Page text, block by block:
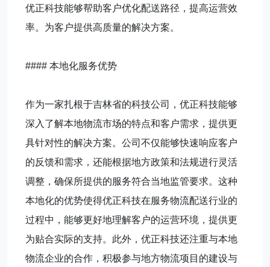
优正科技能够帮助客户优化配送路径，提高运营效
率。为客户提供高质量的解决方案。
#### 本地化服务优势
作为一家扎根于吉林省的科技公司，优正科技能够
深入了解本地物流市场的特点和客户需求，提供更
具针对性的解决方案。公司不仅能够快速响应客户
的反馈和需求，还能根据地方政策和法规进行灵活
调整，确保所提供的服务符合当地监管要求。这种
本地化的优势使得优正科技在服务物流配送行业的
过程中，能够更好地理解客户的运营环境，提供更
为贴合实际的支持。此外，优正科技还注重与本地
物流企业的合作，积极参与地方物流项目的建设与